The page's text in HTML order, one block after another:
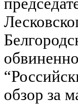
обзор за